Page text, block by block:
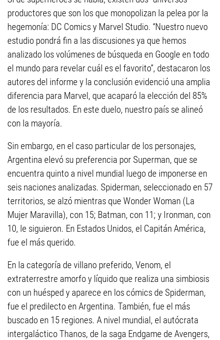
productores que son los que monopolizan la pelea por la
hegemonía: DC Comics y Marvel Studio. “Nuestro nuevo
estudio pondrá fin a las discusiones ya que hemos
analizado los volúmenes de búsqueda en Google en todo
el mundo para revelar cuál es el favorito”, destacaron los
autores del informe y la conclusión evidenció una amplia
diferencia para Marvel, que acaparó la elección del 85%
de los resultados. En este duelo, nuestro país se alineó
con la mayoría.
Sin embargo, en el caso particular de los personajes,
Argentina elevó su preferencia por Superman, que se
encuentra quinto a nivel mundial luego de imponerse en
seis naciones analizadas. Spiderman, seleccionado en 57
territorios, se alzó mientras que Wonder Woman (La
Mujer Maravilla), con 15; Batman, con 11; y Ironman, con
10, le siguieron. En Estados Unidos, el Capitán América,
fue el más querido.
En la categoría de villano preferido, Venom, el
extraterrestre amorfo y líquido que realiza una simbiosis
con un huésped y aparece en los cómics de Spiderman,
fue el predilecto en Argentina. También, fue el más
buscado en 15 regiones. A nivel mundial, el autócrata
intergaláctico Thanos, de la saga Endgame de Avengers,